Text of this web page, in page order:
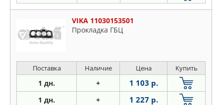
VIKA 11030153501
Прокладка ГБЦ
Поставка Наличие Цена Купить
1 дн. + 1 103 р.
1 дн. + 1 227 р.